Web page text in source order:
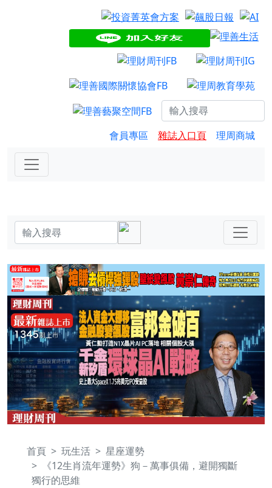
會員專區 雜誌入口頁 理周商城
首頁 玩生活
星座運勢
《12生肖流年運勢》狗－萬事俱備，避開獨斷
獨行的思維